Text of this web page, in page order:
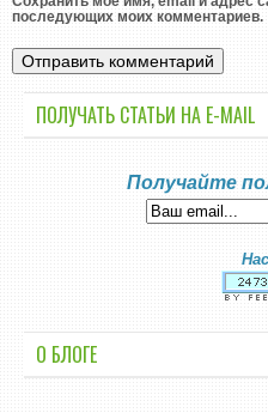
последующих моих комментариев.
ПОЛУЧАТЬ СТАТЬИ НА E-MАIL
Получайте
О БЛОГЕ